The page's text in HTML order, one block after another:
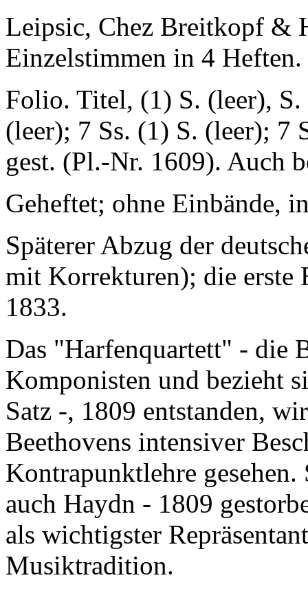
Leipsic, Chez Breitkopf &
Einzelstimmen in 4 Heften.
Folio. Titel, (1) S. (leer),
(leer); 7 Ss. (1) S. (leer); 7
gest. (Pl.-Nr. 1609). Auch
Geheftet; ohne Einbände,
Späterer Abzug der
mit Korrekturen); die erste
1833.
Das "Harfenquartett" - die
Komponisten und bezieht
Satz -, 1809 entstanden,
Beethovens intensiver
Kontrapunktlehre
auch Haydn - 1809
als wichtigster
Musiktradition.